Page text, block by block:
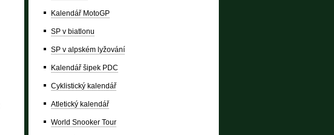
Kalendář MotoGP
SP v biatlonu
SP v alpském lyžování
Kalendář šipek PDC
Cyklistický kalendář
Atletický kalendář
World Snooker Tour